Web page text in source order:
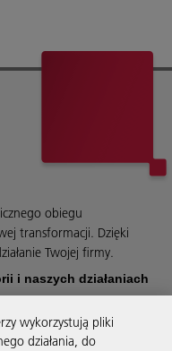
obiegu
transformacji. Dzięki
Twojej firmy.
i naszych działaniach
wykorzystują pliki
działania, do